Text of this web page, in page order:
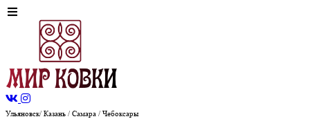
Ульяновск/ Казань / Самара / Чебоксары